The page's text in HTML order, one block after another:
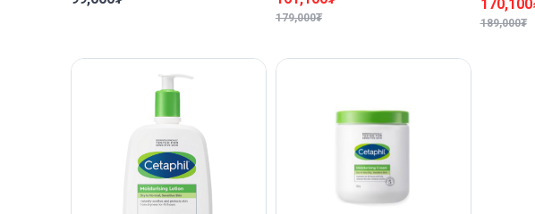
179,000₮
170,100
189,000₮